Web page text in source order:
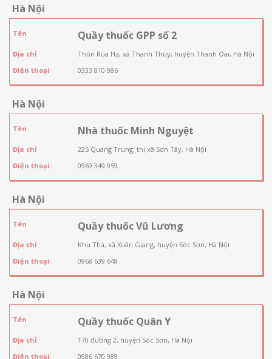
Hà Nội
Tên Quầy thuốc GPP số 2
Địa chỉ
Thôn Rùa Hạ, xã Thanh Thùy, huyện Thanh Oai, Hà Nội
Điện thoại
0333 810 986
Hà Nội
Tên Nhà thuốc Minh Nguyệt
Địa chỉ
225 Quang Trung, thị xã Sơn Tây, Hà Nội
Điện thoại
0969 349 959
Hà Nội
Tên Quầy thuốc Vũ Lương
Địa chỉ
Khu Thá, xã Xuân Giang, huyện Sóc Sơn, Hà Nội
Điện thoại
0968 639 648
Hà Nội
Tên Quầy thuốc Quân Y
Địa chỉ
170 đường 2, huyện Sóc Sơn, Hà Nội
Điện thoại
0986 670 989